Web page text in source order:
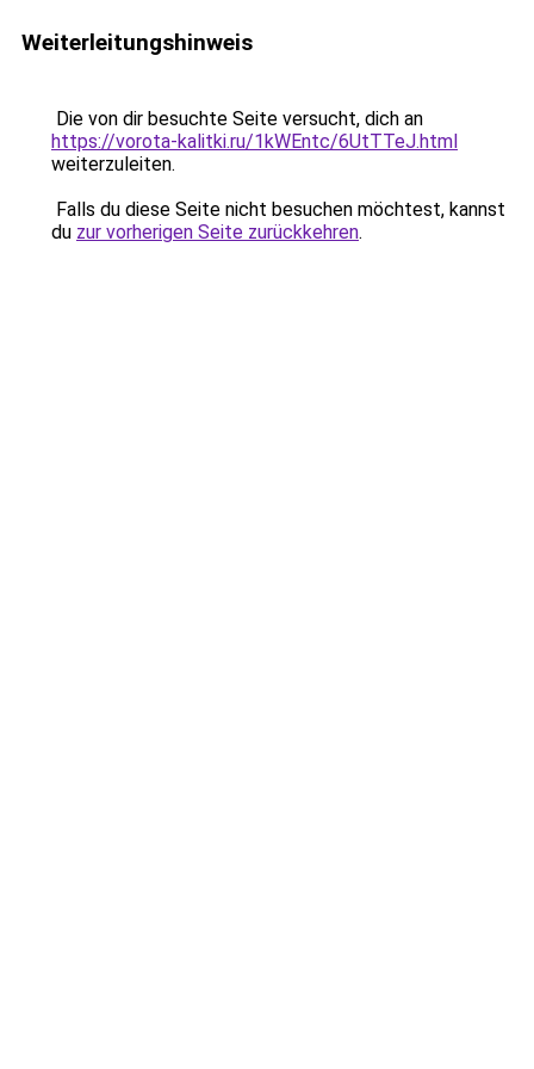
Weiterleitungshinweis
Die von dir besuchte Seite versucht, dich an
https://vorota-kalitki.ru/1kWEntc/6UtTTeJ.html
weiterzuleiten.
Falls du diese Seite nicht besuchen möchtest, kannst
du zur vorherigen Seite zurückkehren.